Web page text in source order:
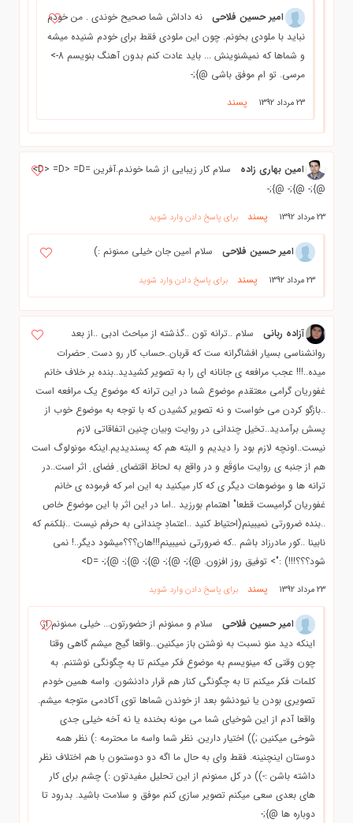
امیر حسین فلاحی
نه داداش شما صحیح خوندی . من خودم
نباید با ملودی بخونم. چون این ملودی فقط برای خودم شنیده میشه
و شماها که نمیشنوینش ... باید عادت کنم بدون آهنگ بنویسم 8->
مرسی. تو ام موفق باشی @};-
23 مرداد 1392 پسند
امین بهاری زاده
سلام کار زیبایی از شما خوندم.آفرین =D> =D> =D>
@};- @};- @};-
23 مرداد 1392 پسند برای پاسخ دادن وارد شوید
امیر حسین فلاحی سلام امین جان خیلی ممنونم :)
23 مرداد 1392 پسند برای پاسخ دادن وارد شوید
آزاده ربانی
سلام ..ترانه تون ..گذشته از مباحث ادبی ..از بعد
روانشناسی بسیار افشاگرانه ست که قربان..حساب کار رو دست ِ حضرات
میده..!!! عجب مرافعه ی جانانه ای را به تصویر کشیدید..بنده بر خلاف خانم
غفوریان گرامی معتقدم موضوع شما در این ترانه که موضوع یک مرافعه است
..بازگو کردن می خواست و نه تصویر کشیدن که با توجه به موضوع خوب از
پسش برآمدید..تخیل چندانی در روایت وبیان چنین اتفاقاتی لازم
نیست..اونچه لازم بود را دیدیم و البته هم که پسندیدیم.اینکه مونولوگ است
هم از جنبه ی روایت ماوَقَع و در واقع به لحاظ اقتضای ِ فضای ِ اثر است..در
ترانه ها و موضوهات دیگر ی که کار میکنید به این امر که فرموده ی خانم
غفوریان گرامیست قطعا" اهتمام بورزید ..اما در این اثر با این موضوع خاص
..بنده ضرورتی نمیبینم(احتیاط کنید ..اعتمادِ چندانی به حرفم نیست ..بَلکمَم که
نابینا ..کور مادرزاد باشم ..که ضرورتی نمیبینم!!!هان؟؟؟میشود دیگر..! نمی
شود؟؟؟!!!) :"> توفیق روز افزون. @};- @};- @};- @};- @};- =D>
23 مرداد 1392 پسند برای پاسخ دادن وارد شوید
امیر حسین فلاحی
سلام و ممنونم از حضورتون... خیلی ممنونم از
اینکه دید منو نسبت به نوشتن باز میکنین...واقعا گیج میشم گاهی وقتا
چون وقتی که مینویسم به موضوع فکر میکنم تا به چگونگی نوشتنم. به
کلمات فکر میکنم تا به چگونگی کنار هم قرار دادنشون. واسه همین خودم
تصویری بودن یا نیودنشو بعد از خوندن شماها توی آکادمی متوجه میشم.
واقعا آدم از این شوخیای شما می مونه بخنده یا نه آخه خیلی جدی
شوخی میکنین ;)) اختیار دارین. نظر شما واسه ما محترمه :) نظر همه
دوستان اینچنینه. فقط وای به حال ما اگه دو دوستمون با هم اختلاف نظر
داشته باشن :-)) در کل ممنونم از این تحلیل مفیدتون :) چشم برای کار
های بعدی سعی میکنم تصویر سازی کنم موفق و سلامت باشید. بدرود تا
دوباره ها @};-